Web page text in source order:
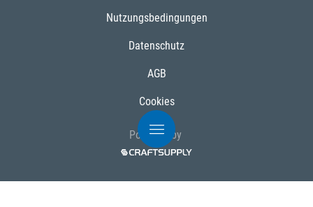
Nutzungsbedingungen
Datenschutz
AGB
Cookies
Powered by